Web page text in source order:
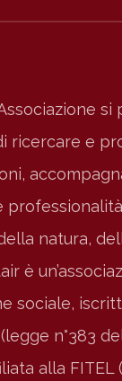
si
ricercare e
natura,
è
sociale,
n°383
alla FITEL